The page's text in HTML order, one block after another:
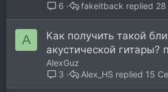
6
fakeitback
A
Как получить такой
акустической гитары?
AlexGuz
3
15
Alex_HS